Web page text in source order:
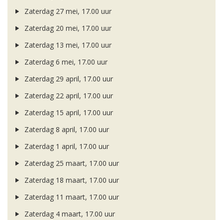
Zaterdag 27 mei, 17.00 uur
Zaterdag 20 mei, 17.00 uur
Zaterdag 13 mei, 17.00 uur
Zaterdag 6 mei, 17.00 uur
Zaterdag 29 april, 17.00 uur
Zaterdag 22 april, 17.00 uur
Zaterdag 15 april, 17.00 uur
Zaterdag 8 april, 17.00 uur
Zaterdag 1 april, 17.00 uur
Zaterdag 25 maart, 17.00 uur
Zaterdag 18 maart, 17.00 uur
Zaterdag 11 maart, 17.00 uur
Zaterdag 4 maart, 17.00 uur